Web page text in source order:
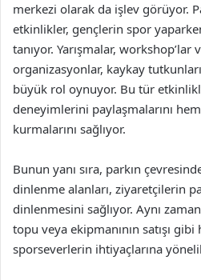
merkezi olarak da işlev görüyor.
etkinlikler, gençlerin spor
tanıyor. Yarışmalar,
organizasyonlar, kaykay
büyük rol oynuyor. Bu tür
deneyimlerini paylaşmalarını
kurmalarını sağlıyor.
Bunun yanı sıra, parkın
dinlenme alanları, ziyaretçilerin
dinlenmesini sağlıyor. Aynı
topu veya ekipmanının satışı
sporseverlerin ihtiyaçlarına